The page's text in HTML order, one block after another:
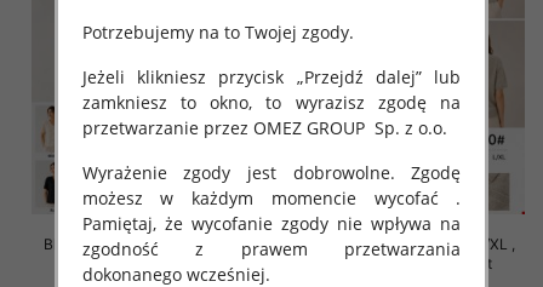
Bluzki damskie Roz S/M-L/XL ,
Mix Kolor Paczka 10 szt
Bluzki damskie Roz S/M-L/XL ,
Mix Kolor Paczka 10 szt
Potrzebujemy na to Twojej zgody.
Jeżeli klikniesz przycisk „Przejdź dalej” lub
zamkniesz to okno, to wyrazisz zgodę na
przetwarzanie przez OMEZ GROUP Sp. z o.o.
Wyrażenie zgody jest dobrowolne. Zgodę
możesz w każdym momencie wycofać .
Pamiętaj, że wycofanie zgody nie wpływa na
zgodność z prawem przetwarzania
dokonanego wcześniej.